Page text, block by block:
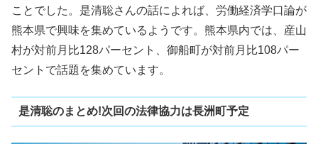
ことでした。是清聡さんの話によれば、労働経済学口論が
熊本県で興味を集めているようです。熊本県内では、産山
村が対前月比128パーセント、御船町が対前月比108パー
セントで話題を集めています。
是清聡のまとめ!次回の法律協力は長洲町予定